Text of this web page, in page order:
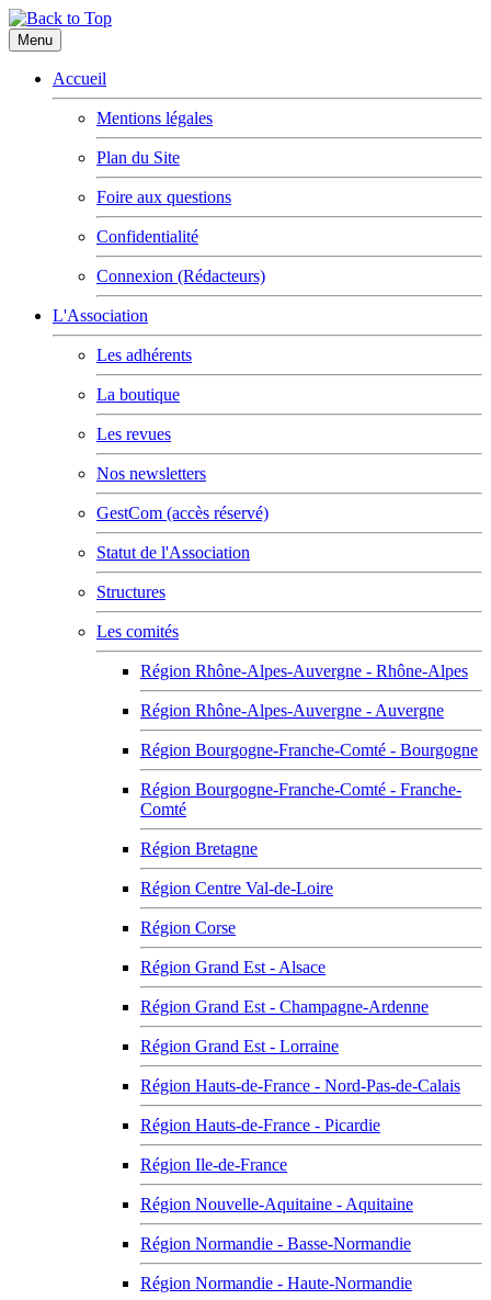
Menu
Accueil
Mentions légales
Plan du Site
Foire aux questions
Confidentialité
Connexion (Rédacteurs)
L'Association
Les adhérents
La boutique
Les revues
Nos newsletters
GestCom (accès réservé)
Statut de l'Association
Structures
Les comités
Région Rhône-Alpes-Auvergne - Rhône-Alpes
Région Rhône-Alpes-Auvergne - Auvergne
Région Bourgogne-Franche-Comté - Bourgogne
Région Bourgogne-Franche-Comté - Franche-
Comté
Région Bretagne
Région Centre Val-de-Loire
Région Corse
Région Grand Est - Alsace
Région Grand Est - Champagne-Ardenne
Région Grand Est - Lorraine
Région Hauts-de-France - Nord-Pas-de-Calais
Région Hauts-de-France - Picardie
Région Ile-de-France
Région Nouvelle-Aquitaine - Aquitaine
Région Normandie - Basse-Normandie
Région Normandie - Haute-Normandie